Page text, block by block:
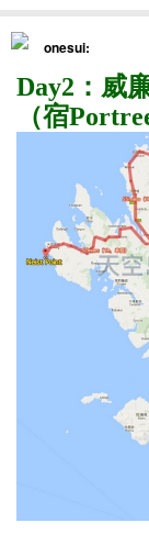
onesui:
Day2：威
（宿